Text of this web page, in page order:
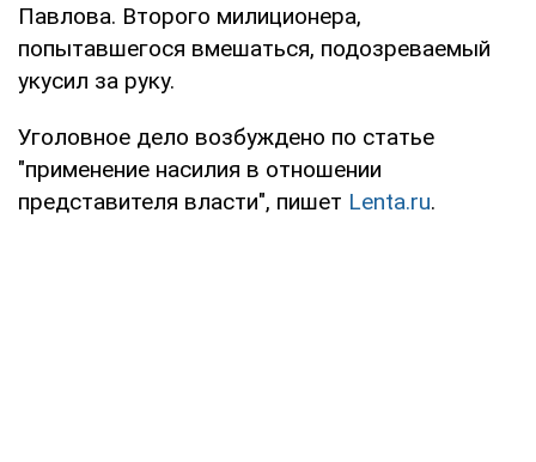
Павлова. Второго милиционера,
попытавшегося вмешаться, подозреваемый
укусил за руку.
Уголовное дело возбуждено по статье
"применение насилия в отношении
представителя власти", пишет Lenta.ru.